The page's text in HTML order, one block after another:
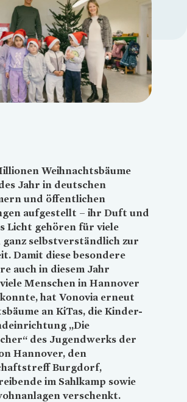
Loading...
Weihnachtsbäume
Jahr in deutschen
und öffentlichen
aufgestellt – ihr Duft und
Licht gehören für viele
ganz selbstverständlich zur
Damit diese besondere
auch in diesem Jahr
Menschen in Hannover
hat Vonovia erneut
an KiTas, die Kinder-
„Die
des Jugendwerks der
Hannover, den
Burgdorf,
im Sahlkamp sowie
verschenkt.